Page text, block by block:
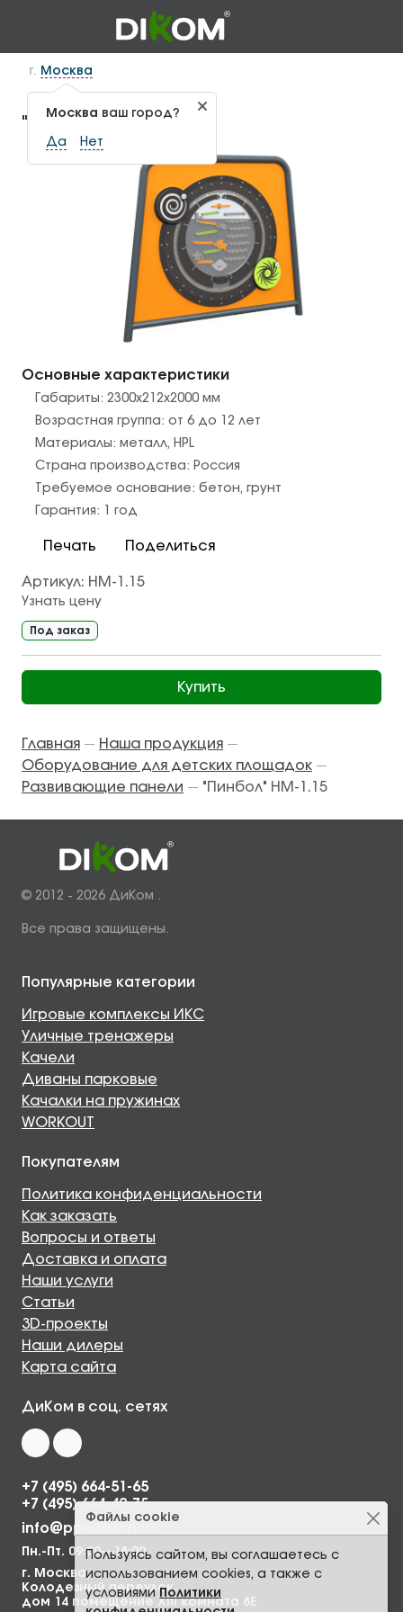
г. Москва
Москва ваш город?
Да Нет
"Пинбол" НМ-1.15
Основные характеристики
Габариты: 2300х212х2000 мм
Возрастная группа: от 6 до 12 лет
Материалы: металл, HPL
Страна производства: Россия
Требуемое основание: бетон, грунт
Гарантия:
1 год
Печать Поделиться
Артикул: НМ-1.15
Узнать цену
Под заказ
Купить
Главная — Наша продукция —
Оборудование для детских площадок —
Развивающие панели — "Пинбол" НМ-1.15
© 2012 - 2026 ДиКом .
Все права защищены.
Файлы cookie
Пользуясь сайтом, вы соглашаетесь с
использованием cookies, а также с
условиями Политики
Популярные категории
Игровые комплексы ИКС
Уличные тренажеры
Качели
Диваны парковые
Качалки на пружинах
WORKOUT
Покупателям
Политика конфиденциальности
Как заказать
Вопросы и ответы
Доставка и оплата
Наши услуги
Статьи
3D-проекты
Наши дилеры
Карта сайта
ДиКом в соц. сетях
+7 (495) 664-51-65
+7 (495) 664-49-75
info@ppkdikom.ru
Пн.-Пт. 09:00—18:00
г. Москва,
Колодезный переулок,
дом 14 помещение XIII комната 8Е